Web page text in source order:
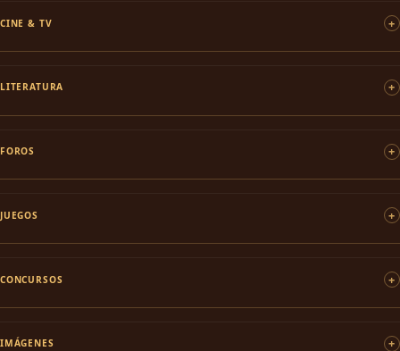
CINE & TV
LITERATURA
FOROS
JUEGOS
CONCURSOS
IMÁGENES